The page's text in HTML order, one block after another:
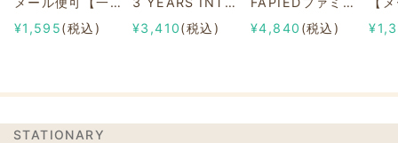
¥1,595(税込)
¥3,410(税込)
¥4,840 (税込)
STATIONARY